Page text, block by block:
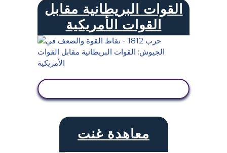
القوات البريطانية مقابل
القوات الأمريكية
معاهدة غنت